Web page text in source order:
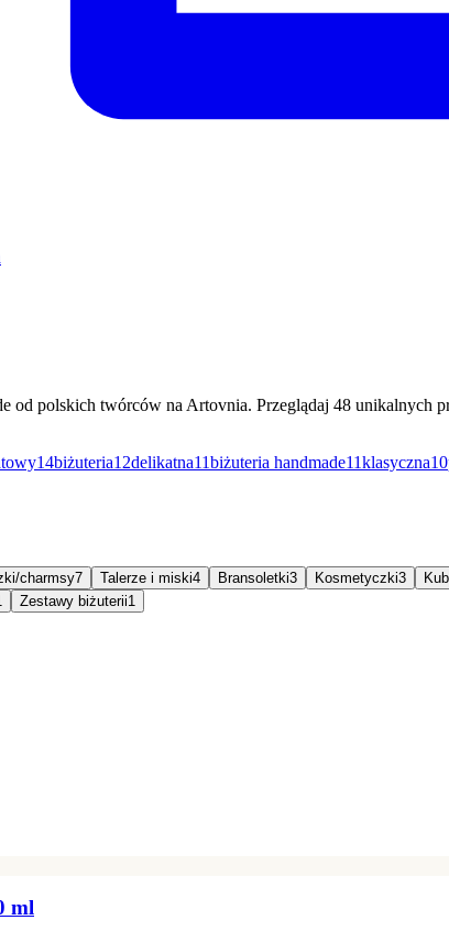
od polskich twórców na Artovnia. Przeglądaj 48
14biżuteria12delikatna11biżuteria handmade11klasyczna10
charmsy7 Talerze i miski4 Bransoletki3 Kosmetyczki3
Zestawy biżuterii1
ml